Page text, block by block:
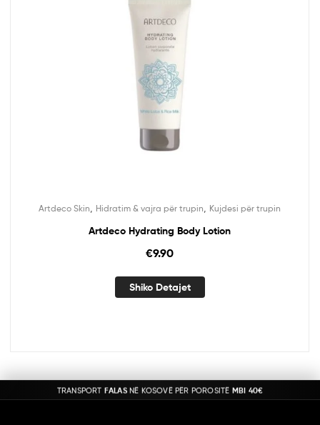
Artdeco Skin Hidratim & vajra për trupin Kujdesi për trupin
Artdeco Hydrating Body Lotion
€9.90
Shiko Detajet
TRANSPORT FALASNË KOSOVË PËR POROSITË MBI 40€